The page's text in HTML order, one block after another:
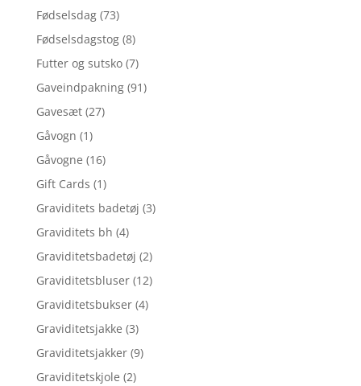
Fødselsdag (73)
Fødselsdagstog (8)
Futter og sutsko (7)
Gaveindpakning (91)
Gavesæt (27)
Gåvogn (1)
Gåvogne (16)
Gift Cards (1)
Graviditets badetøj (3)
Graviditets bh (4)
Graviditetsbadetøj (2)
Graviditetsbluser (12)
Graviditetsbukser (4)
Graviditetsjakke (3)
Graviditetsjakker (9)
Graviditetskjole (2)